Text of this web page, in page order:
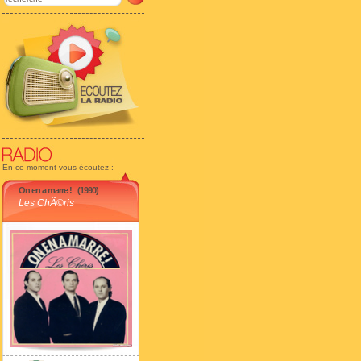
En ce moment vous écoutez :
On en a marre ! (1990)
Les ChÃ©ris